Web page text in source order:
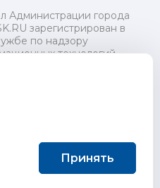
Администрации города
зарегистрирован в
по надзору
технологий
(Роскомнадзор) 24 июля
Эл № ФС77-73321
(исполнительно-
округа "Город
Байкова Е.А.
почты Редакции:
+7 (484) 395-85-85
Принять